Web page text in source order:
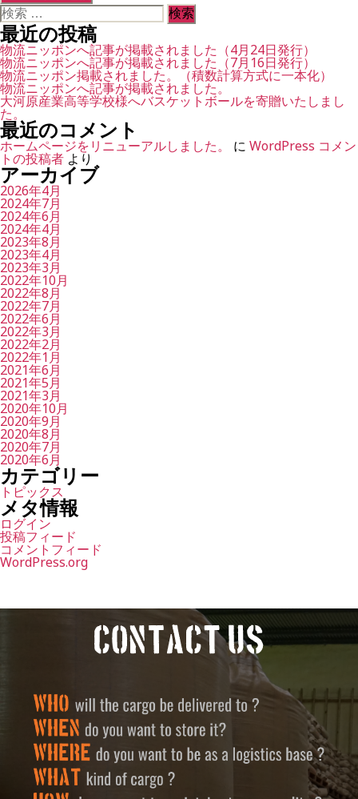
検
索
対
象:
最近の投稿
物流ニッポンへ記事が掲載されました（4月24日発行）
物流ニッポンへ記事が掲載されました（7月16日発行）
物流ニッポン掲載されました。（積数計算方式に一本化）
物流ニッポンへ記事が掲載されました。
大河原産業高等学校様へバスケットボールを寄贈いたしまし
た。
最近のコメント
ホームページをリニューアルしました。 に WordPress コメン
トの投稿者 より
アーカイブ
2026年4月
2024年7月
2024年6月
2024年4月
2023年8月
2023年4月
2023年3月
2022年10月
2022年8月
2022年7月
2022年6月
2022年3月
2022年2月
2022年1月
2021年6月
2021年5月
2021年3月
2020年10月
2020年9月
2020年8月
2020年7月
2020年6月
カテゴリー
トピックス
メタ情報
ログイン
投稿フィード
コメントフィード
WordPress.org